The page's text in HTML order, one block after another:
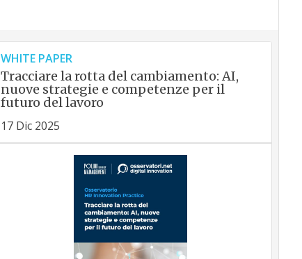
WHITE PAPER
Tracciare la rotta del cambiamento: AI,
nuove strategie e competenze per il
futuro del lavoro
17 Dic 2025